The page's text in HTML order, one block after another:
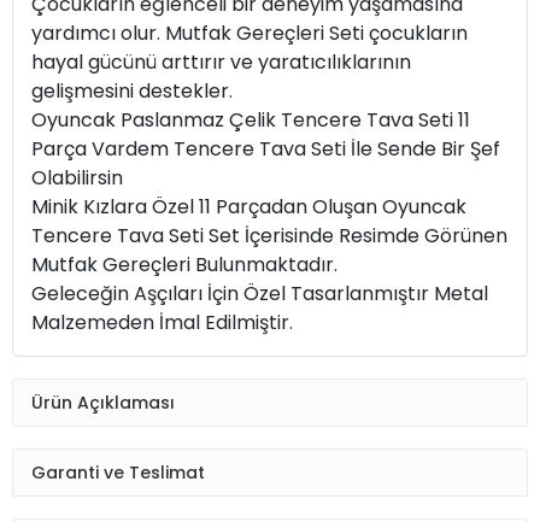
yardımcı olur. Mutfak Gereçleri Seti çocukların
hayal gücünü arttırır ve yaratıcılıklarının
gelişmesini destekler.
Oyuncak Paslanmaz Çelik Tencere Tava Seti 11
Parça Vardem Tencere Tava Seti İle Sende Bir Şef
Olabilirsin
Minik Kızlara Özel 11 Parçadan Oluşan Oyuncak
Tencere Tava Seti Set İçerisinde Resimde Görünen
Mutfak Gereçleri Bulunmaktadır.
Geleceğin Aşçıları İçin Özel Tasarlanmıştır Metal
Malzemeden İmal Edilmiştir.
Ürün Açıklaması
Garanti ve Teslimat